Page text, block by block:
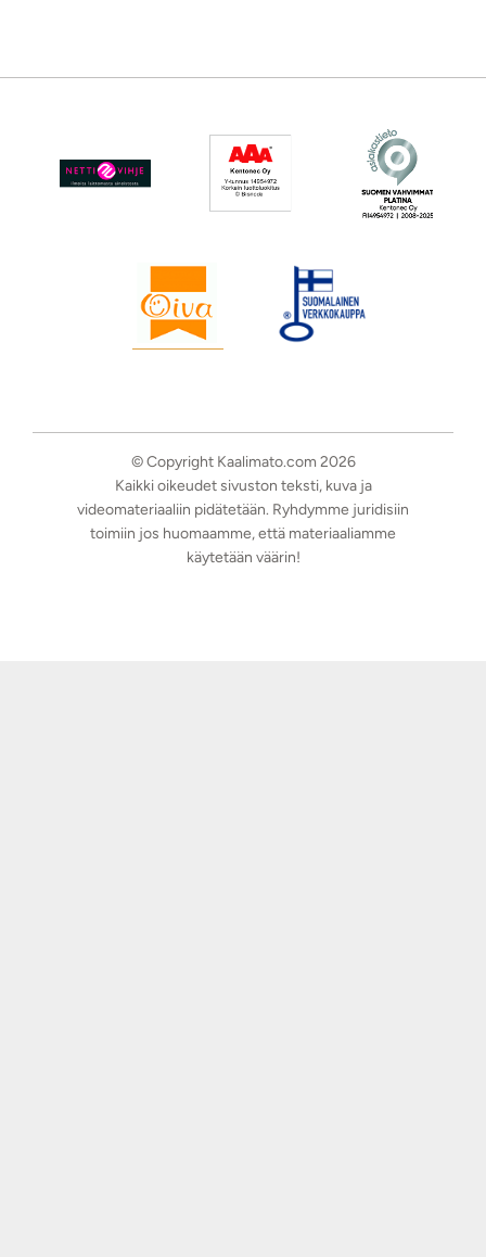
© Copyright Kaalimato.com 2026
Kaikki oikeudet sivuston teksti, kuva ja
videomateriaaliin pidätetään. Ryhdymme juridisiin
toimiin jos huomaamme, että materiaaliamme
käytetään väärin!